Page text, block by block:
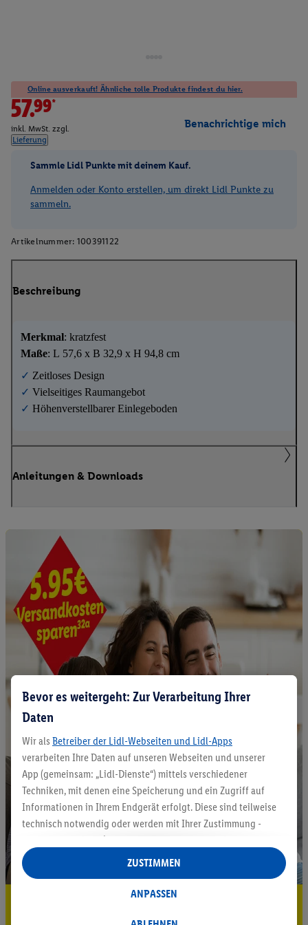
Online ausverkauft! Ähnliche tolle Produkte findest du hier.
57.99*
inkl. MwSt. zzgl.
Lieferung
Benachrichtige mich
Sammle Lidl Punkte mit deinem Kauf.
Anmelden oder Konto erstellen, um direkt Lidl Punkte zu
sammeln.
Artikelnummer: 100391122
Beschreibung
Merkmal: kratzfest
Maße: L 57,6 x B 32,9 x H 94,8 cm
✓ Zeitloses Design
✓ Vielseitiges Raumangebot
✓ Höhenverstellbarer Einlegeboden
Anleitungen & Downloads
Bevor es weitergeht: Zur Verarbeitung Ihrer
Daten
Wir als Betreiber der Lidl-Webseiten und Lidl-Apps
verarbeiten Ihre Daten auf unseren Webseiten und unserer
App (gemeinsam: „Lidl-Dienste“) mittels verschiedener
Techniken, mit denen eine Speicherung und ein Zugriff auf
Informationen in Ihrem Endgerät erfolgt. Diese sind teilweise
technisch notwendig oder werden mit Ihrer Zustimmung -
auch durch Partner (u.a.
Verantwortliche; im Zusammenhang mit dem IAB TCF
insgesamt
Statistik-Erstellung oder für personalisierte Werbung
Datenverarbeitungen für personalisierte Werbung werden
ANPASSEN
ZUSTIMMEN